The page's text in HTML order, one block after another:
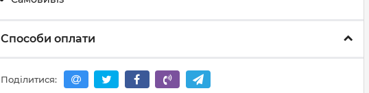
Способи оплати
Поділитися: